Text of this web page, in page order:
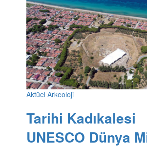
Aktüel Arkeoloji
Tarihi Kadıkalesi
UNESCO Dünya